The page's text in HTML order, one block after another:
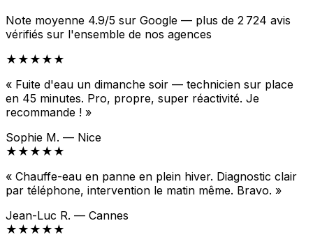
Note moyenne 4.9/5 sur Google — plus de 2 724 avis
vérifiés sur l'ensemble de nos agences
★★★★★
« Fuite d'eau un dimanche soir — technicien sur place
en 45 minutes. Pro, propre, super réactivité. Je
recommande ! »
Sophie M. — Nice
★★★★★
« Chauffe-eau en panne en plein hiver. Diagnostic clair
par téléphone, intervention le matin même. Bravo. »
Jean-Luc R. — Cannes
★★★★★